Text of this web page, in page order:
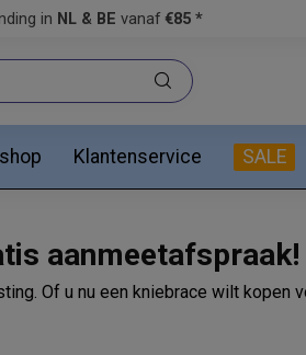
in NL & BE vanaf €85 *
Klantenservice SALE
aanmeetafspraak!
Of u nu een kniebrace wilt